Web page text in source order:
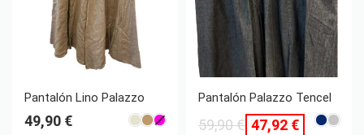
Pantalón Lino Palazzo
49,90 €
Pantalón Palazzo Tencel
59,90€ 47,92 €